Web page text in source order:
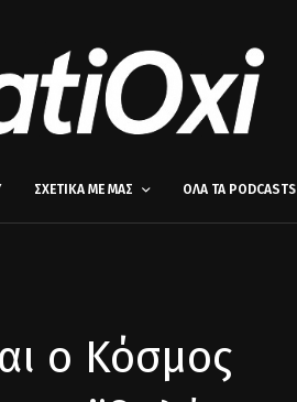
ΣΧΕΤΙΚΑ ΜΕ ΜΑΣ ΟΛΑ ΤΑ PODCASTS
ο Κόσμος